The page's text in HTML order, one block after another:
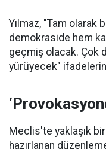
Yılmaz, "Tam olarak
demokraside hem
geçmiş olacak. Çok
yürüyecek"
Meclis'te yaklaşık
hazırlanan